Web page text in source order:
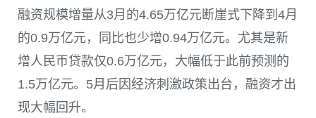
融资规模增量从3月的4.65万亿元断崖式下降到 4月
的0.9万亿元，同比也少增0.94万亿元。尤其是新
增人民币贷款仅0.6万亿元，大幅低于此前预测的
1.5万亿元。 5月后因经济刺激政策出台，融资才出
现大幅回升。